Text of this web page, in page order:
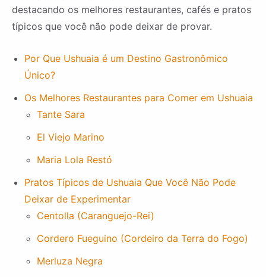
destacando os melhores restaurantes, cafés e pratos
típicos que você não pode deixar de provar.
Por Que Ushuaia é um Destino Gastronômico
Único?
Os Melhores Restaurantes para Comer em Ushuaia
Tante Sara
El Viejo Marino
Maria Lola Restó
Pratos Típicos de Ushuaia Que Você Não Pode
Deixar de Experimentar
Centolla (Caranguejo-Rei)
Cordero Fueguino (Cordeiro da Terra do Fogo)
Merluza Negra